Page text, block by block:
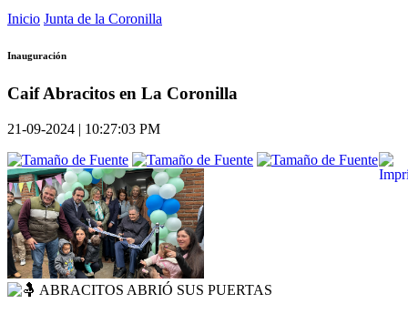
Inicio Junta de la Coronilla
Inauguración
Caif Abracitos en La Coronilla
21-09-2024 | 10:27:03 PM
ABRACITOS ABRIÓ SUS PUERTAS